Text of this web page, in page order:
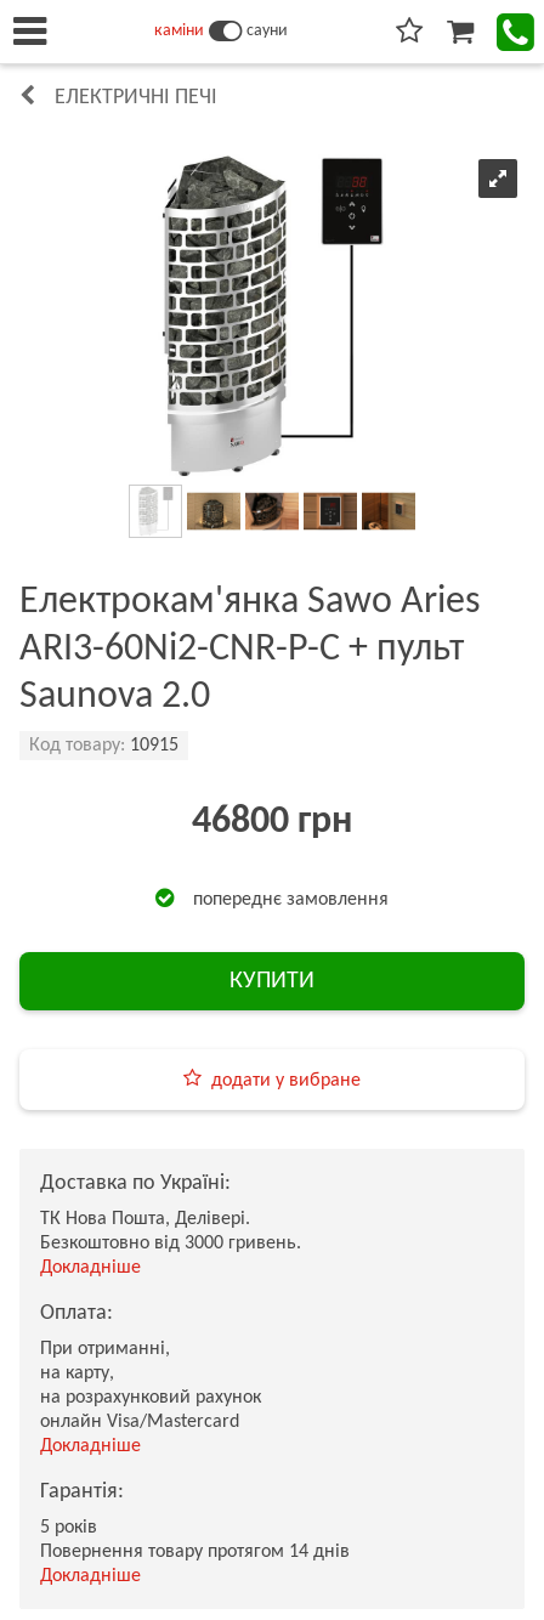
каміни сауни
ЕЛЕКТРИЧНІ ПЕЧІ
Електрокам'янка Sawo Aries
ARI3-60Ni2-CNR-P-C + пульт
Saunova 2.0
Код товару: 10915
46800 грн
попереднє замовлення
КУПИТИ
додати у вибране
Доставка по Україні:
ТК Нова Пошта, Делівері.
Безкоштовно від 3000 гривень.
Докладніше
Оплата:
При отриманні,
на карту,
на розрахунковий рахунок
онлайн Visa/Mastercard
Докладніше
Гарантія:
5 років
Повернення товару протягом 14 днів
Докладніше